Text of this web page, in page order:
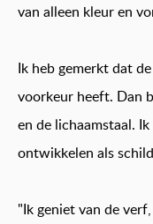
van alleen kleur en
Ik heb gemerkt dat
voorkeur heeft. Dan
en de lichaamstaal.
ontwikkelen als
"Ik geniet van de